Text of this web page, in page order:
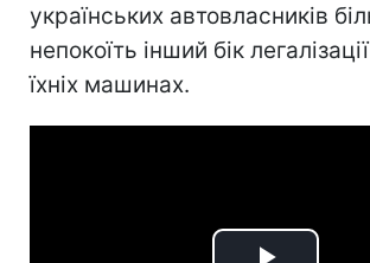
українських автовласників
непокоїть інший бік
їхніх машинах.